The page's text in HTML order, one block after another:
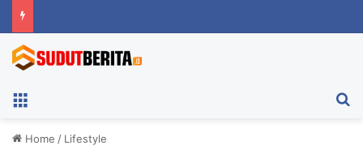
Home / Lifestyle